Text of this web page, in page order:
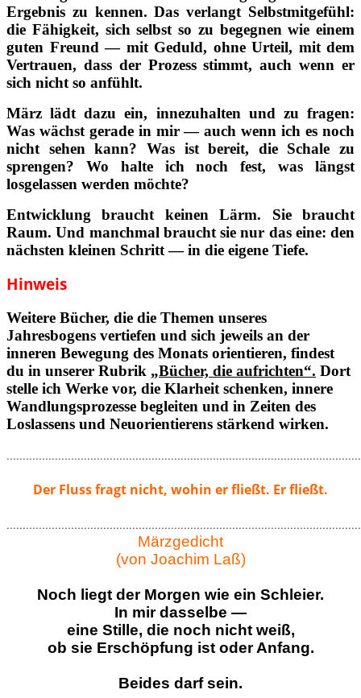
Ergebnis zu kennen. Das verlangt Selbstmitgefühl:
die Fähigkeit, sich selbst so zu begegnen wie einem
guten Freund — mit Geduld, ohne Urteil, mit dem
Vertrauen, dass der Prozess stimmt, auch wenn er
sich nicht so anfühlt.
März lädt dazu ein, innezuhalten und zu fragen:
Was wächst gerade in mir — auch wenn ich es noch
nicht sehen kann? Was ist bereit, die Schale zu
sprengen? Wo halte ich noch fest, was längst
losgelassen werden möchte?
Entwicklung braucht keinen Lärm. Sie braucht
Raum. Und manchmal braucht sie nur das eine: den
nächsten kleinen Schritt — in die eigene Tiefe.
Hinweis
Weitere Bücher, die die Themen unseres
Jahresbogens vertiefen und sich jeweils an der
inneren Bewegung des Monats orientieren, findest
du in unserer Rubrik „Bücher, die aufrichten“. Dort
stelle ich Werke vor, die Klarheit schenken, innere
Wandlungsprozesse begleiten und in Zeiten des
Loslassens und Neuorientierens stärkend wirken.
Der Fluss fragt nicht, wohin er fließt. Er fließt.
Märzgedicht
(von Joachim Laß)
Noch liegt der Morgen wie ein Schleier.
In mir dasselbe —
eine Stille, die noch nicht weiß,
ob sie Erschöpfung ist oder Anfang.
Beides darf sein.